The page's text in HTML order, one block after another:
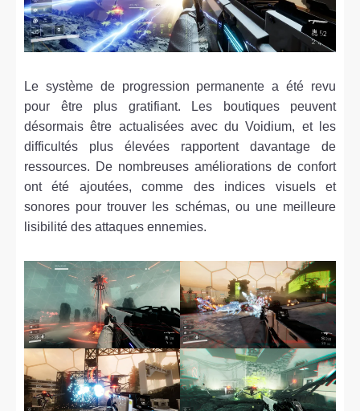
Le système de progression permanente a été revu
pour être plus gratifiant. Les boutiques peuvent
désormais être actualisées avec du Voidium, et les
difficultés plus élevées rapportent davantage de
ressources. De nombreuses améliorations de confort
ont été ajoutées, comme des indices visuels et
sonores pour trouver les schémas, ou une meilleure
lisibilité des attaques ennemies.